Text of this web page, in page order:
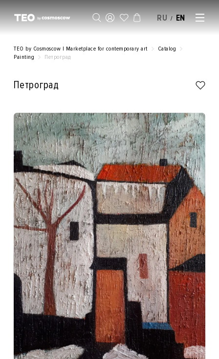
RU / EN
TEO by Cosmoscow | Marketplace for contemporary art
Catalog
Painting
Петроград
Петроград